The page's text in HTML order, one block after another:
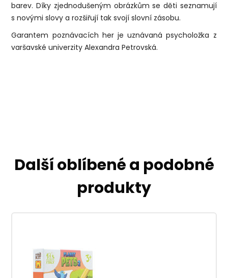
barev. Díky zjednodušeným obrázkům se děti seznamují
s novými slovy a rozšiřují tak svojí slovní zásobu.
Garantem poznávacích her je uznávaná psycholožka z
varšavské univerzity Alexandra Petrovská.
Další oblíbené a podobné
produkty